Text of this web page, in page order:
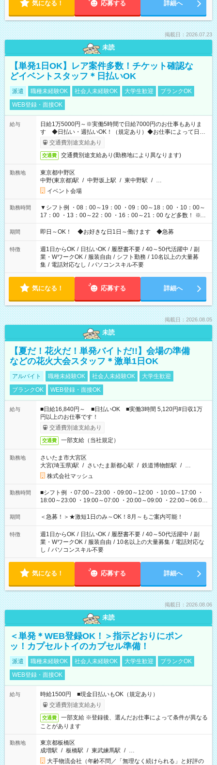
気になる！ 応募する 詳細へ
掲載日：2026.07.23
未読
【単発1日OK】レア案件多数！チケット確認な
どイベントスタッフ＊日払いOK
派遣 職種未経験OK 社会人未経験OK 大学生歓迎
ブランクOK
WEB登録・面接OK
給与
日給1万5000円～※実働5時間で日給7000円のお仕事もありま
す ◆日払い・週払いOK！（規定あり）◆お仕事によって日給
も異なります
交通費別途支給あり
交通費 交通費別途支給あり(勤務地により異なります)
勤務地
東京都中野区
中野(東京都)駅 / 中野坂上駅 / 東中野駅 / …
イベント会場
勤務時間
▼シフト例 ・08：00～19：00 ・09：00～18：00 ・10：00～
17：00 ・13：00～22：00 ・16：00～21：00 など多数！ ※お
仕事により勤務時間が異なります
期間 即日～OK！ ◆お好きな日1日～働けます ◆急募
特徴 週1日からOK / 日払いOK / 履歴書不要 / 40～50代活躍中 / 副
業・WワークOK / 服装自由 / シフト勤務 / 10名以上の大量募
集 / 電話対応なし / パソコンスキル不要
気になる！ 応募する 詳細へ
掲載日：2026.08.05
未読
【夏だ！花火だ！単発バイトだ!!】会場の準備
などの花火大会スタッフ＊激単1日OK
アルバイト 職種未経験OK 社会人未経験OK
大学生歓迎
ブランクOK
WEB登録・面接OK
給与
■日給16,840円～ ■日払いOK ■実働3時間 5,120円#日収1万
円以上のお仕事です！
交通費別途支給あり
交通費 一部支給（当社規定）
勤務地
さいたま市大宮区
大宮(埼玉県)駅 / さいたま新都心駅 / 鉄道博物館駅 / …
株式会社マッシュ
勤務時間
■シフト例 ・07:00～23:00 ・09:00～12:00 ・10:00～17:00 ・
18:00～23:00 ・19:00～07:00 ・20:00～09:00 ・22:00～06:00
etc ★最短3時間で5,120円のお仕事から／15時間で2万円近く稼
げるお仕事も！ ご希望のお時間に合わせてご紹介！ ※シフトは
ください！
期間 ＜急募！＞★激短1日のみ～OK！8月～もご案内可能！
特徴 週1日からOK / 日払いOK / 履歴書不要 / 40～50代活躍中 / 副
業・WワークOK / 服装自由 / 10名以上の大量募集 / 電話対応な
し / パソコンスキル不要
気になる！ 応募する 詳細へ
掲載日：2026.08.06
未読
＜単発＊WEB登録OK！＞指示どおりにポン
ッ！カプセルトイのカプセル準備！
派遣 職種未経験OK 社会人未経験OK 大学生歓迎
ブランクOK
WEB登録・面接OK
給与
時給1500円 ■現金日払いもOK（規定あり）
交通費別途支給あり
交通費
一部支給 ※登録後、選んだお仕事によって条件が異なる
ことがあります
勤務地
東京都板橋区
成増駅 / 板橋駅 / 東武練馬駅 / …
大手物流会社（年齢不問／「無理なく続けられる」と好評の